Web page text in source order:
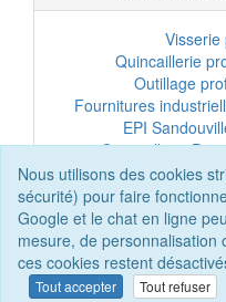
Nous utilisons des cookies
sécurité) pour faire
Google et le chat en ligne
mesure, de personnalisation
ces cookies restent
Tout accepter Tout refuser
Visserie
Quincaillerie
Outillage
Fournitures
EPI
Quincaillerie
EPI
Acier
Scellement